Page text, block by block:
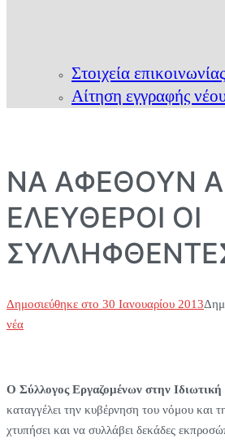
Στοιχεία επικοινωνίας
Αίτηση εγγραφής
ΝΑ ΑΦΕΘΟΥΝ
ΕΛΕΥΘΕΡΟΙ ΟΙ
Δημοσιεύθηκε στο 30 Ιανουαρίου 2013
νέα
Ο Σύλλογος Εργαζομένων στην
καταγγέλει την κυβέρνηση του νόμου και
χτυπήσει και να συλλάβει δεκάδες